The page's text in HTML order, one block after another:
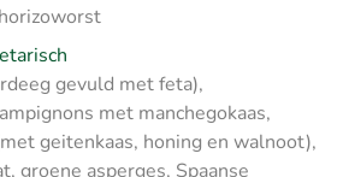
gevuld met feta),
met manchegokaas,
geitenkaas, honing en walnoot),
groene asperges, Spaanse